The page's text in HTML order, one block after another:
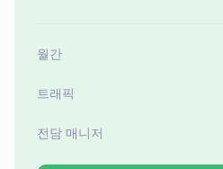
월간
트래픽
전담 매니저